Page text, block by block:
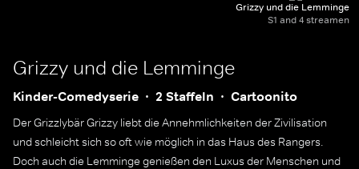
Grizzy und die Lemminge
S1 and 4 streamen
Grizzy und die Lemminge
Kinder-Comedyserie 2 Staffeln Cartoonito
Der Grizzlybär Grizzy liebt die Annehmlichkeiten der Zivilisation
und schleicht sich so oft wie möglich in das Haus des Rangers.
Doch auch die Lemminge genießen den Luxus der Menschen und